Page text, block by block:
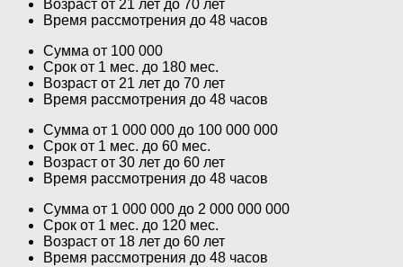
Возраст от 21 лет до 70 лет
Время рассмотрения до 48 часов
Сумма от 100 000
Срок от 1 мес. до 180 мес.
Возраст от 21 лет до 70 лет
Время рассмотрения до 48 часов
Сумма от 1 000 000 до 100 000 000
Срок от 1 мес. до 60 мес.
Возраст от 30 лет до 60 лет
Время рассмотрения до 48 часов
Сумма от 1 000 000 до 2 000 000 000
Срок от 1 мес. до 120 мес.
Возраст от 18 лет до 60 лет
Время рассмотрения до 48 часов